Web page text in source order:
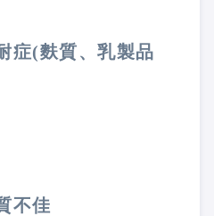
症(麩質、乳製品
不佳